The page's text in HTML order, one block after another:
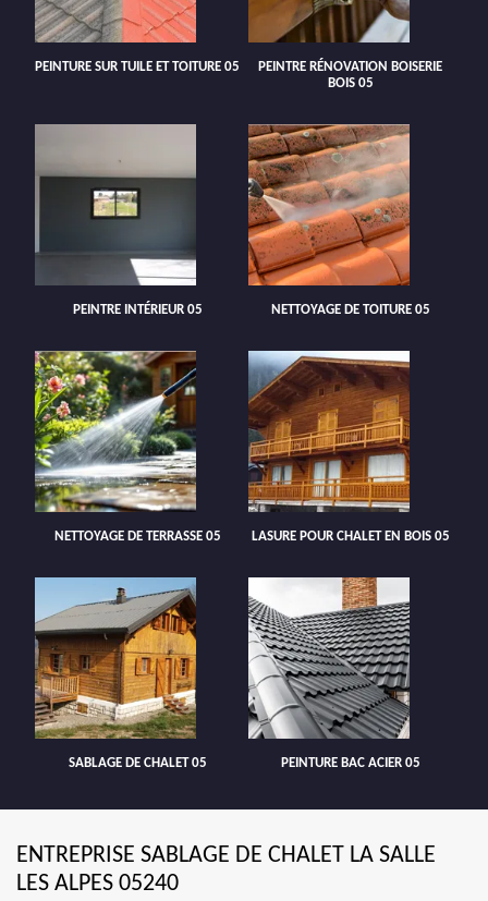
PEINTURE SUR TUILE ET TOITURE 05
PEINTRE RÉNOVATION BOISERIE
BOIS 05
PEINTRE INTÉRIEUR 05 NETTOYAGE DE TOITURE 05
NETTOYAGE DE TERRASSE 05 LASURE POUR CHALET EN BOIS 05
SABLAGE DE CHALET 05 PEINTURE BAC ACIER 05
ENTREPRISE SABLAGE DE CHALET LA SALLE
LES ALPES 05240